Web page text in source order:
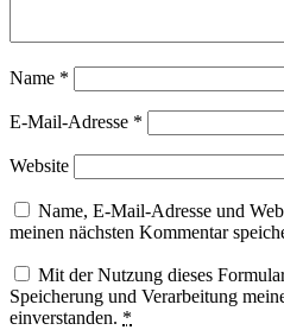
Name *
E-Mail-Adresse *
Website
Name, E-Mail-Adresse und
meinen nächsten Kommentar
Mit der Nutzung dieses
Speicherung und Verarbeitung
einverstanden. *